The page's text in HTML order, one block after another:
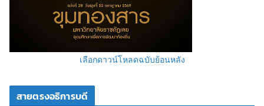
เลือกดาวน์โหลดฉบับย้อนหลัง
สายตรงอธิการบดี